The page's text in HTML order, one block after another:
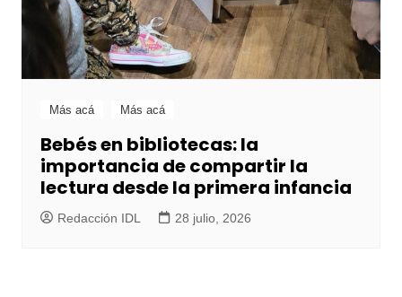
Más acá Más acá
Bebés en bibliotecas: la
importancia de compartir la
lectura desde la primera infancia
Redacción IDL 28 julio, 2026